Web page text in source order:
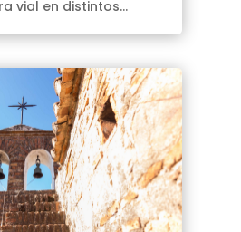
vial en distintos...